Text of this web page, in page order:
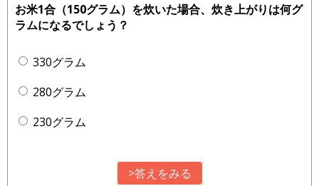
お米1合（150グラム）を炊いた場合、炊き上がりは何グ
ラムになるでしょう？
330グラム
280グラム
230グラム
>答えをみる